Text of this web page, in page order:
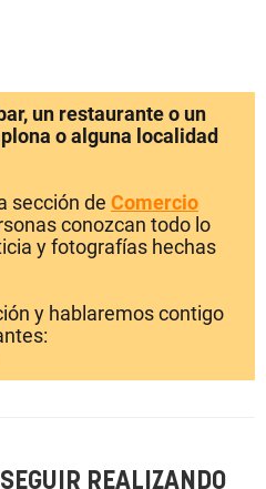
un restaurante o un
o alguna localidad
sección de Comercio
conozcan todo lo
y fotografías hechas
y hablaremos contigo
REALIZANDO